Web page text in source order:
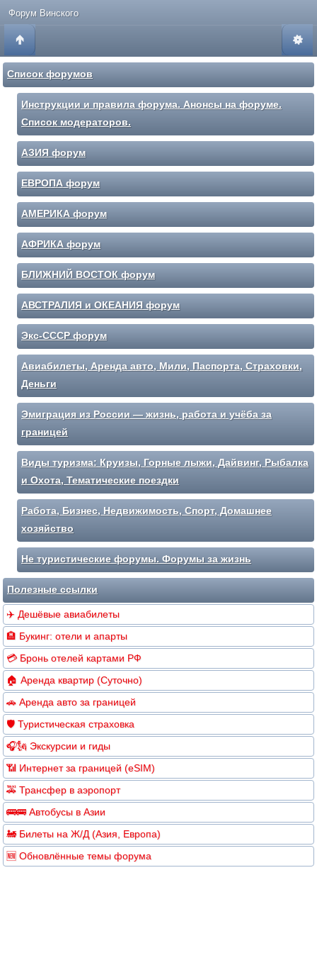
Форум Винского
Список форумов
Инструкции и правила форума. Анонсы на форуме.
Список модераторов.
АЗИЯ форум
ЕВРОПА форум
АМЕРИКА форум
АФРИКА форум
БЛИЖНИЙ ВОСТОК форум
АВСТРАЛИЯ и ОКЕАНИЯ форум
Экс-СССР форум
Авиабилеты, Аренда авто, Мили, Паспорта, Страховки,
Деньги
Эмиграция из России — жизнь, работа и учёба за
границей
Виды туризма: Круизы, Горные лыжи, Дайвинг, Рыбалка
и Охота, Тематические поездки
Работа, Бизнес, Недвижимость, Спорт, Домашнее
хозяйство
Не туристические форумы. Форумы за жизнь
Полезные ссылки
✈️ Дешёвые авиабилеты
🏨 Букинг: отели и апарты
💳 Бронь отелей картами РФ
🏠 Аренда квартир (Суточно)
🚗 Аренда авто за границей
🛡️ Туристическая страховка
🎧🗽 Экскурсии и гиды
📶 Интернет за границей (eSIM)
🚕 Трансфер в аэропорт
🚌🚌 Автобусы в Азии
🚂 Билеты на Ж/Д (Азия, Европа)
🆕 Обновлённые темы форума